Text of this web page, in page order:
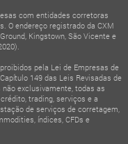
com entidades corretoras
O endereço registrado da CXM
Kingstown, São Vicente e
pela Lei de Empresas de
149 das Leis Revisadas de
exclusivamente, todas as
trading, serviços e a
de serviços de corretagem,
índices, CFDs e